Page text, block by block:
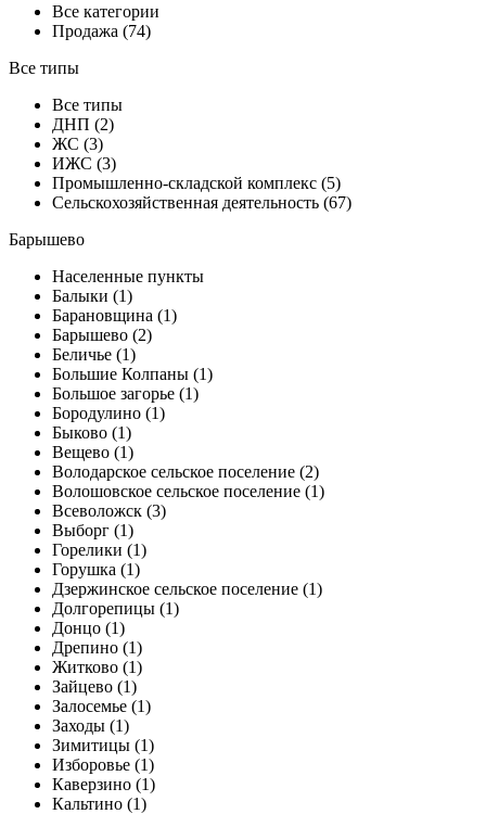
Все категории
Продажа (74)
Все типы
Все типы
ДНП (2)
ЖС (3)
ИЖС (3)
Промышленно-складской комплекс (5)
Сельскохозяйственная деятельность (67)
Барышево
Населенные пункты
Балыки (1)
Барановщина (1)
Барышево (2)
Беличье (1)
Большие Колпаны (1)
Большое загорье (1)
Бородулино (1)
Быково (1)
Вещево (1)
Володарское сельское поселение (2)
Волошовское сельское поселение (1)
Всеволожск (3)
Выборг (1)
Горелики (1)
Горушка (1)
Дзержинское сельское поселение (1)
Долгорепицы (1)
Донцо (1)
Дрепино (1)
Житково (1)
Зайцево (1)
Залосемье (1)
Заходы (1)
Зимитицы (1)
Изборовье (1)
Каверзино (1)
Кальтино (1)